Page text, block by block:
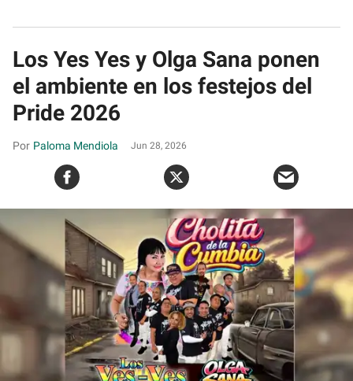
Los Yes Yes y Olga Sana ponen
el ambiente en los festejos del
Pride 2026
Paloma Mendiola Jun 28, 2026